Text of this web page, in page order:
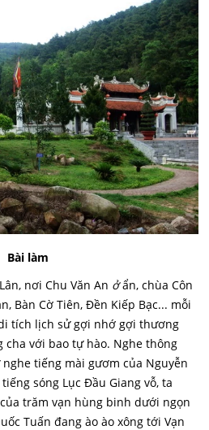
Bài làm
nơi Chu Văn An ởẩn, chùa Côn
Bàn Cờ Tiên, Đền Kiếp Bạc... mỗi
tích lịch sử gợi nhớ gợi thương
cha với bao tự hào. Nghe thông
tiếng mài gươm của Nguyễn
sóng Lục Đầu Giang vỗ, ta
trăm vạn hùng binh dưới ngọn
Tuấn đang ào ào xông tới Vạn